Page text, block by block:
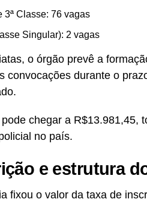
3ª Classe: 76 vagas
Singular): 2 vagas
o órgão prevê a
convocações durante o
chegar a R$13.981,45,
no país.
e estrutura
fixou o valor da taxa de